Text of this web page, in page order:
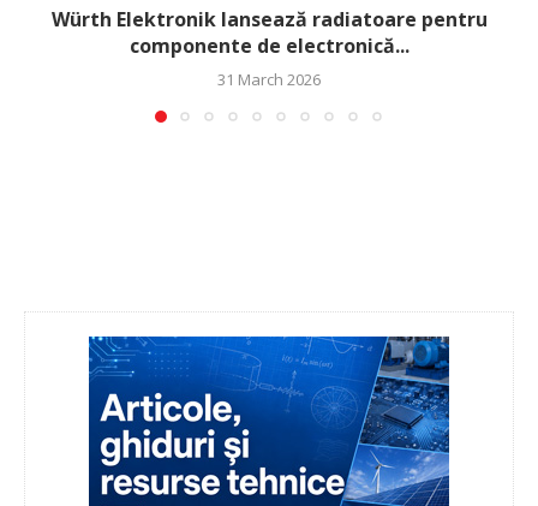
Würth Elektronik lansează radiatoare pentru
componente de electronică...
31 March 2026